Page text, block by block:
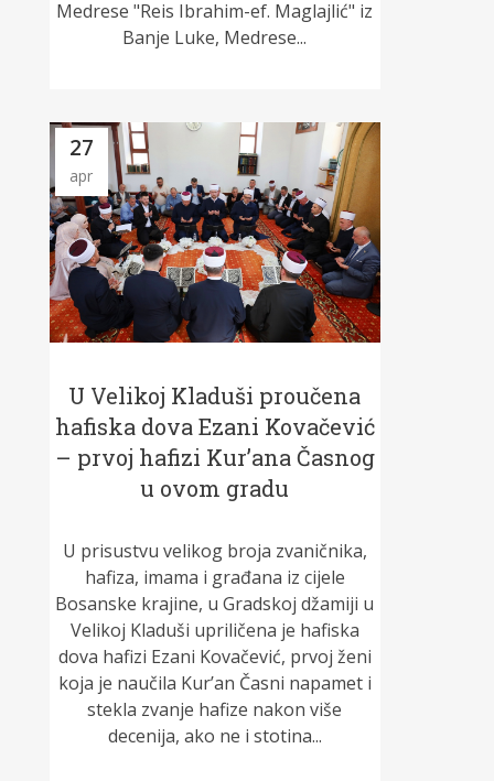
Medrese "Reis Ibrahim-ef. Maglajlić" iz
Banje Luke, Medrese...
27
apr
U Velikoj Kladuši proučena
hafiska dova Ezani Kovačević
– prvoj hafizi Kur’ana Časnog
u ovom gradu
U prisustvu velikog broja zvaničnika,
hafiza, imama i građana iz cijele
Bosanske krajine, u Gradskoj džamiji u
Velikoj Kladuši upriličena je hafiska
dova hafizi Ezani Kovačević, prvoj ženi
koja je naučila Kur’an Časni napamet i
stekla zvanje hafize nakon više
decenija, ako ne i stotina...